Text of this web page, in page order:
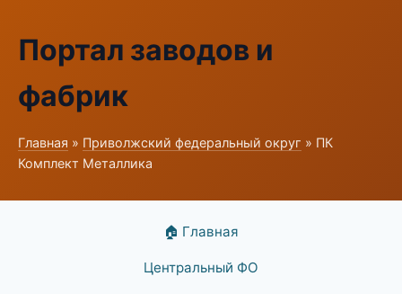
Портал заводов и
фабрик
Главная » Приволжский федеральный округ » ПК
Комплект Металлика
🏠 Главная
Центральный ФО